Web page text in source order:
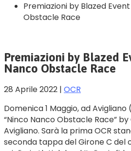
Premiazioni by Blazed
Obstacle Race
Premiazioni by Blazed
Nanco Obstacle Race
28 Aprile 2022 | OCR
Domenica 1 Maggio, ad Avigliano
“Ninco Nanco Obstacle Race”
Avigliano. Sarà la prima OCR
seconda tappa del Girone C del